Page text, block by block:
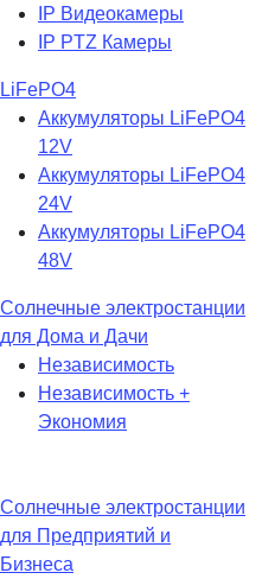
IP Видеокамеры
IP PTZ Камеры
LiFePO4
Аккумуляторы LiFePO4
12V
Аккумуляторы LiFePO4
24V
Аккумуляторы LiFePO4
48V
Солнечные электростанции
для Дома и Дачи
Независимость
Независимость +
Экономия
Солнечные электростанции
для Предприятий и
Бизнеса